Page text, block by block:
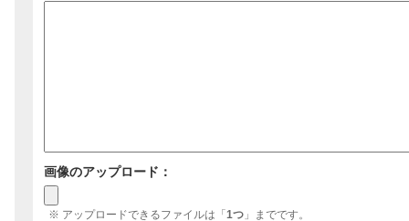
画像のアップロード：
※ アップロードできるファイルは「 1つ 」までです。